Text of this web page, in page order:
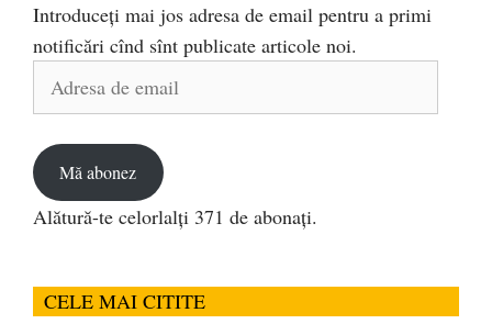
Introduceți mai jos adresa de email pentru a primi
notificări cînd sînt publicate articole noi.
Adresa
Mă abonez
Alătură-te celorlalți 371 de abonați.
CELE MAI CITITE